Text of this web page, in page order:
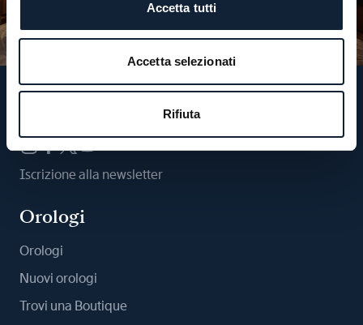
Accetta tutti
Accetta selezionati
Rifiuta
Iscrizione alla newsletter
Orologi
Orologi
Nuovi orologi
Trovi una Boutique